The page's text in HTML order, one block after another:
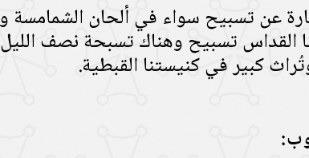
عن تسبيح سواء في ألحان الشمامسة
تسبيح وهناك تسبحة نصف الليل
كبير في كنيستنا القبطية.